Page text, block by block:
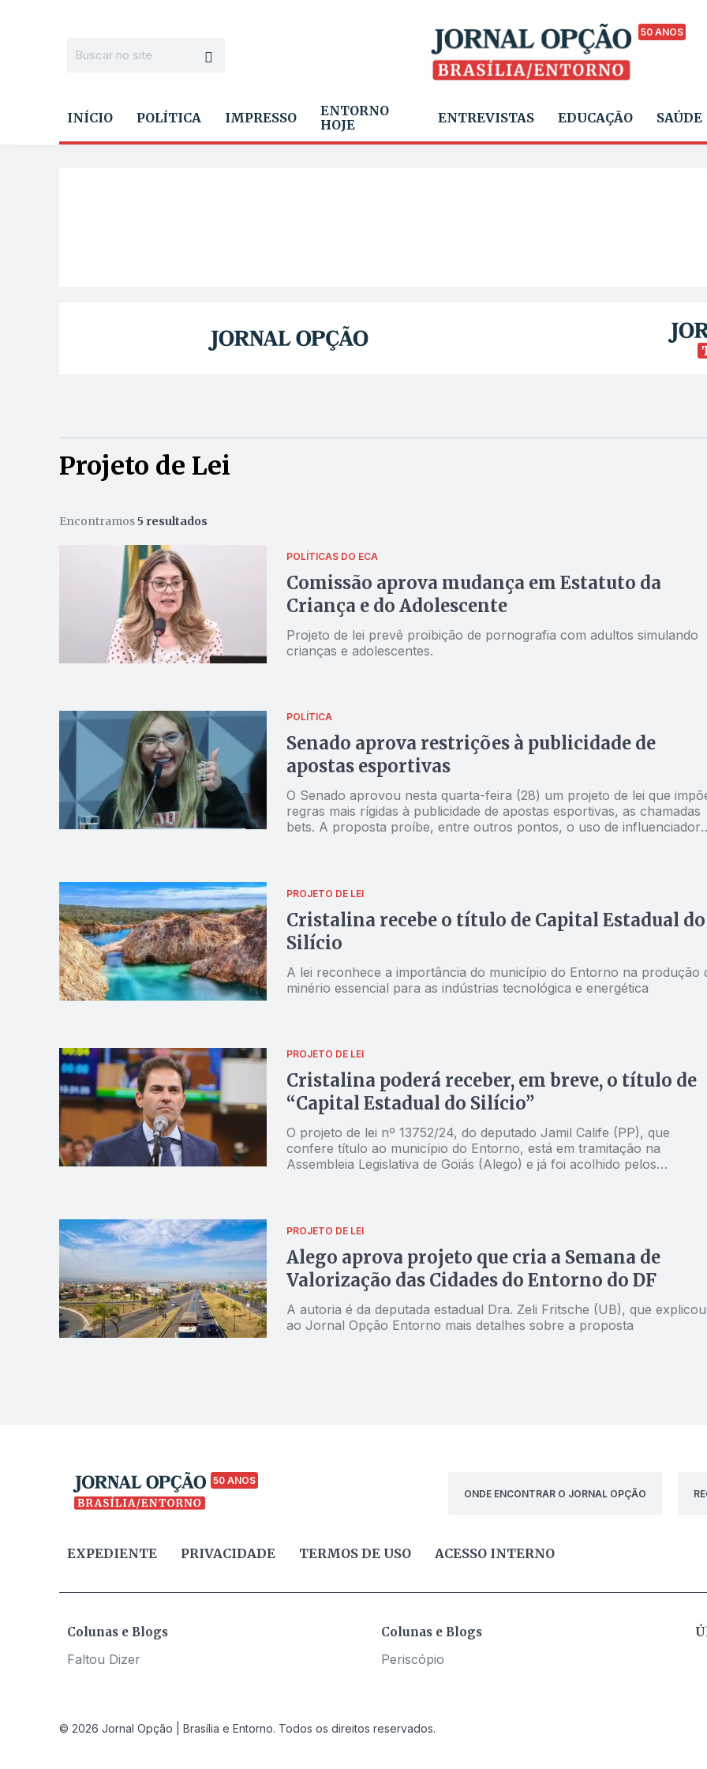
50 ANOS
INÍCIO POLÍTICA IMPRESSO
ENTORNO
HOJE
ENTREVISTAS EDUCAÇÃO SAÚDE
Projeto de Lei
Encontramos5 resultados
POLÍTICAS DO ECA
Comissão aprova mudança em Estatuto da
Criança e do Adolescente
Projeto de lei prevê proibição de pornografia com adultos simulando
crianças e adolescentes.
POLÍTICA
Senado aprova restrições à publicidade de
apostas esportivas
O Senado aprovou nesta quarta-feira (28) um projeto de lei que
regras mais rígidas à publicidade de apostas esportivas, as chamadas
bets. A proposta proíbe, entre outros pontos, o uso de
PROJETO DE LEI
Cristalina recebe o título de Capital Estadual do
Silício
A lei reconhece a importância do município do Entorno na produção
minério essencial para as indústrias tecnológica e energética
PROJETO DE LEI
Cristalina poderá receber, em breve, o título de
“Capital Estadual do Silício”
O projeto de lei nº 13752/24, do deputado Jamil Calife (PP), que
confere título ao município do Entorno, está em tramitação na
Assembleia Legislativa de Goiás (Alego) e já foi acolhido pelos
PROJETO DE LEI
Alego aprova projeto que cria a Semana de
Valorização das Cidades do Entorno do DF
A autoria é da deputada estadual Dra. Zeli Fritsche (UB), que explicou
ao Jornal Opção Entorno mais detalhes sobre a proposta
50 ANOS
ONDE ENCONTRAR O JORNAL OPÇÃO
EXPEDIENTE PRIVACIDADE TERMOS DE USO ACESSO INTERNO
Colunas e Blogs
Faltou Dizer
Colunas e Blogs
Periscópio
© 2026 Jornal Opção | Brasília e Entorno. Todos os direitos reservados.